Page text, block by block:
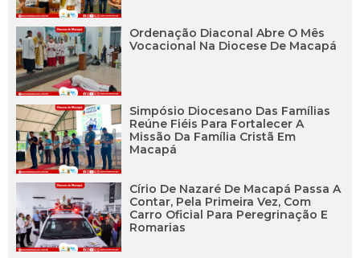
Ordenação Diaconal Abre O Mês
Vocacional Na Diocese De Macapá
Simpósio Diocesano Das Famílias
Reúne Fiéis Para Fortalecer A
Missão Da Família Cristã Em
Macapá
Círio De Nazaré De Macapá Passa A
Contar, Pela Primeira Vez, Com
Carro Oficial Para Peregrinação E
Romarias